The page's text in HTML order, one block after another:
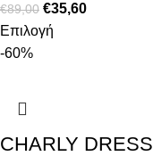
€89,00 €35,60
Επιλογή
-60%
CHARLY DRESS